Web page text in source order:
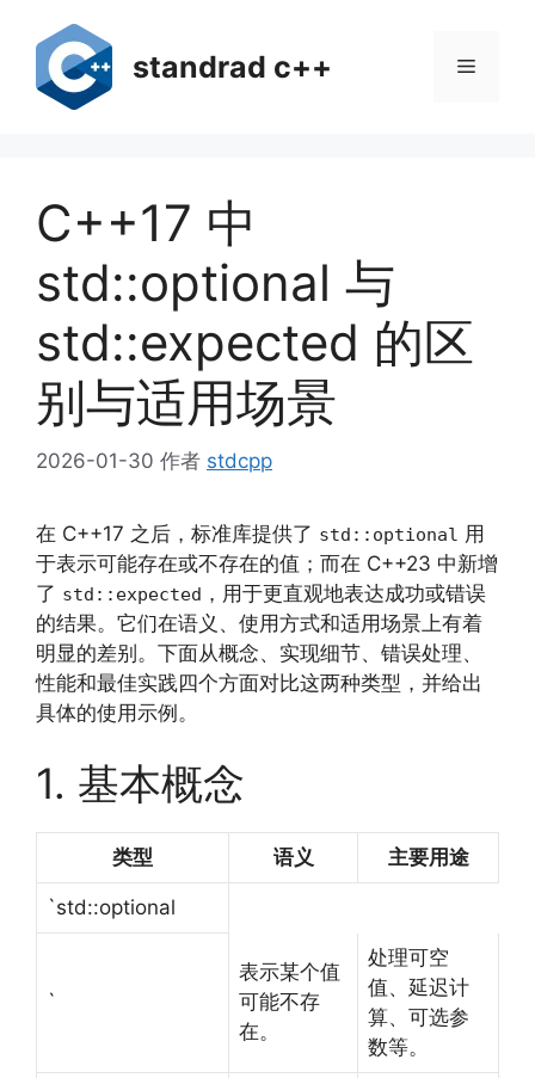
standrad c++ 菜
C++17 中
std::optional 与
std::expected 的区
别与适用场景
2026-01-30 作者 stdcpp
在 C++17 之后，标准库提供了 std::optional 用
于表示可能存在或不存在的值；而在 C++23 中新增
了 std::expected ，用于更直观地表达成功或错误
的结果。它们在语义、使用方式和适用场景上有着
明显的差别。下面从概念、实现细节、错误处理、
性能和最佳实践四个方面对比这两种类型，并给出
具体的使用示例。
1. 基本概念
类型 语义 主要用途
`std::optional
`
表示某个值
可能不存
在。
处理可空
值、延迟计
算、可选参
数等。